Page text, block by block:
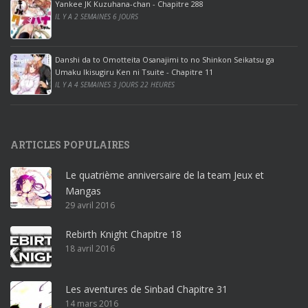
ff
i
c
e
2
0
1
r
o
ff
i
c
e
3
Yankee JK Kuzuhana-chan - Chapitre 288
IL Y A 2 SEMAINES 6 JOURS
Danshi da to Omotteita Osanajimi to no Shinkon Seikatsu ga
Umaku Ikisugiru Ken ni Tsuite - Chapitre 11
IL Y A 4 SEMAINES 3 JOURS 22 HEURES
ARTICLES POPULAIRES
Le quatrième anniversaire de la team Jeux et
Mangas
29 avril 2016
Rebirth Knight Chapitre 18
18 avril 2016
Les aventures de Sinbad Chapitre 31
14 mars 2016